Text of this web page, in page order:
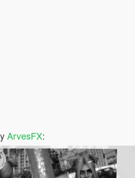
ArvesFX: